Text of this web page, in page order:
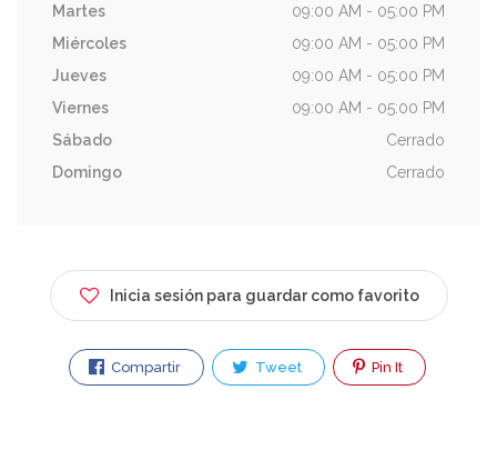
Martes
09:00 AM - 05:00 PM
Miércoles
09:00 AM - 05:00 PM
Jueves
09:00 AM - 05:00 PM
Viernes
09:00 AM - 05:00 PM
Sábado
Cerrado
Domingo
Cerrado
Inicia sesión para guardar como favorito
Compartir Tweet Pin It